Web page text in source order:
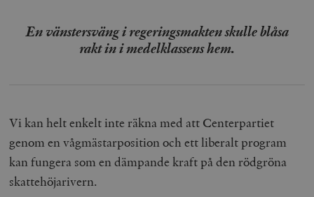
En vänstersväng i regeringsmakten skulle blåsa
rakt in i medelklassens hem.
Vi kan helt enkelt inte räkna med att Centerpartiet
genom en vågmästarposition och ett liberalt program
kan fungera som en dämpande kraft på den rödgröna
skattehöjarivern.